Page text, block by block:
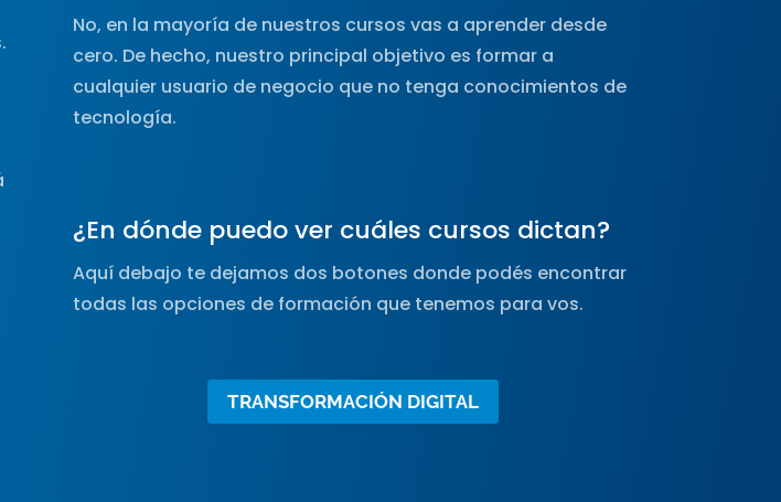
No, en la mayoría de nuestros cursos vas a aprender desde
cero. De hecho, nuestro principal objetivo es formar a
cualquier usuario de negocio que no tenga conocimientos de
tecnología.
¿En dónde puedo ver cuáles cursos dictan?
Aquí debajo te dejamos dos botones donde podés encontrar
todas las opciones de formación que tenemos para vos.
TRANSFORMACIÓN DIGITAL